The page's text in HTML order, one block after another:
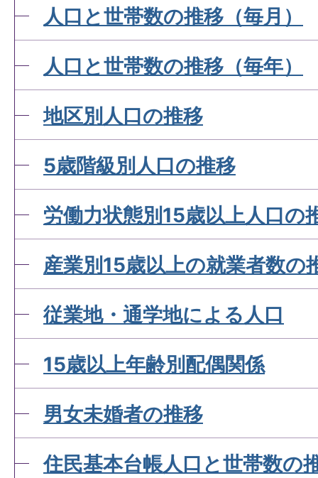
人口と世帯数の推移（毎月）
人口と世帯数の推移（毎年）
地区別人口の推移
5歳階級別人口の推移
労働力状態別15歳以上人口の
産業別15歳以上の就業者数の
従業地・通学地による人口
15歳以上年齢別配偶関係
男女未婚者の推移
住民基本台帳人口と世帯数の